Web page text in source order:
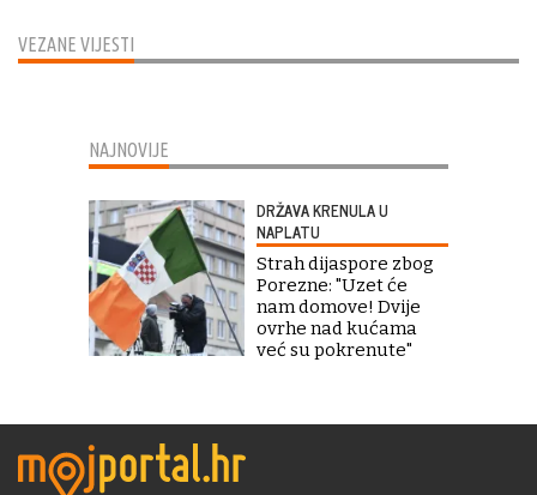
VEZANE VIJESTI
NAJNOVIJE
DRŽAVA KRENULA U
NAPLATU
Strah dijaspore zbog
Porezne: "Uzet će
nam domove! Dvije
ovrhe nad kućama
već su pokrenute"